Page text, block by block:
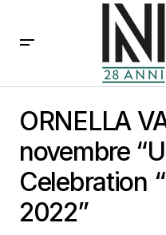
Celebration “Limited”
ORNELLA
novembre
Celebration
2022”